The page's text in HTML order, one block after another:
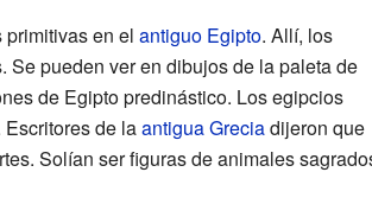
primitivas en el antiguo Egipto. Allí, los
pueden ver en dibujos de la paleta de
de Egipto predinástico. Los egipcios
de laantigua Greciadijeron que
Solían ser figuras de animales